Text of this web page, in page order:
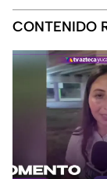
CONTENIDO